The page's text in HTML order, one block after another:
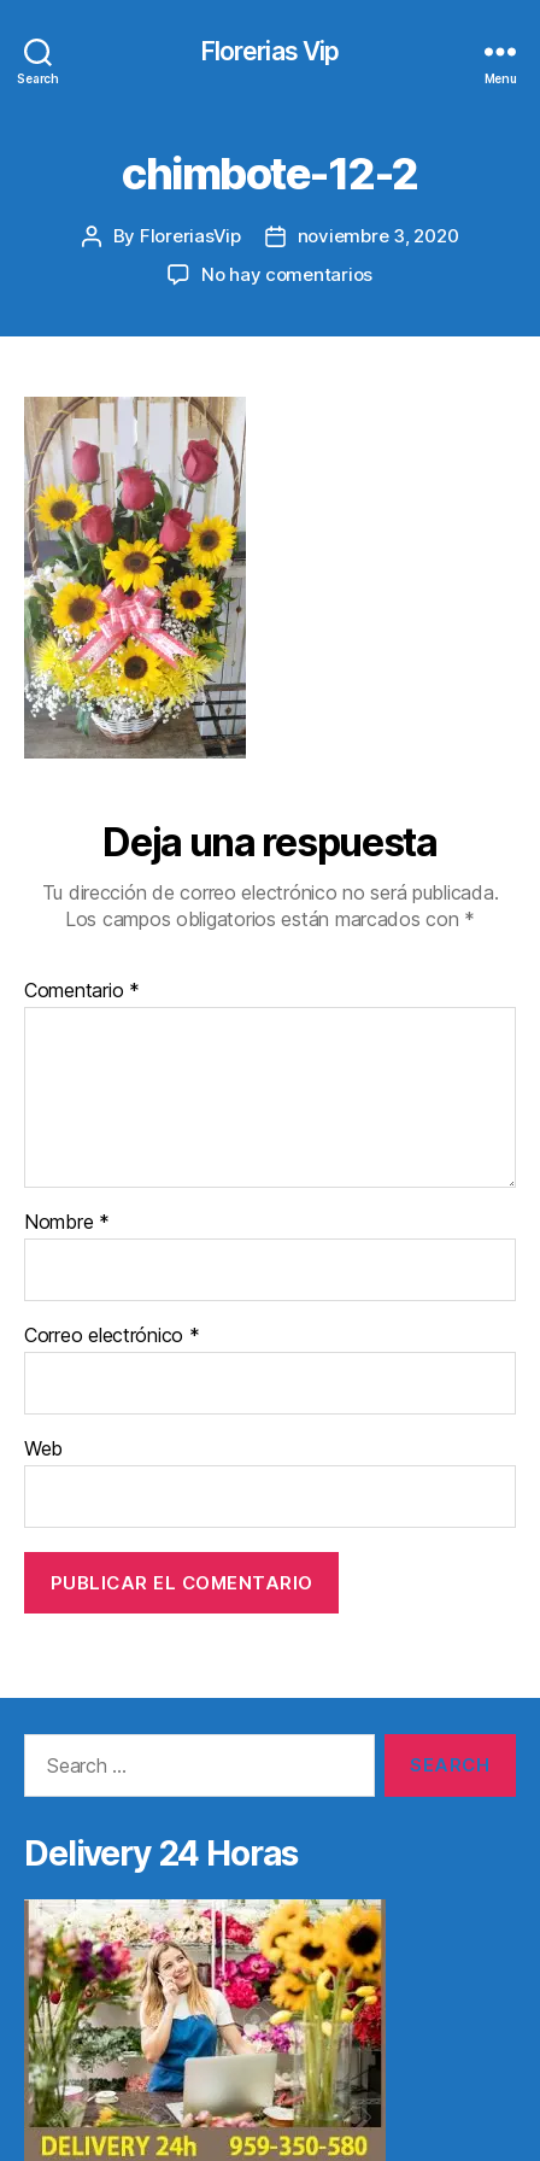
Search
Florerias Vip
Menu
chimbote-12-2
Post
By FloreriasVip
Postnoviembre 3, 2020
No hay comentariosen
Deja una respuesta
Tu dirección de correo electrónico no será publicada.
Los campos obligatorios están marcados con *
Comentario *
Nombre *
Correo electrónico *
Web
Delivery 24 Horas